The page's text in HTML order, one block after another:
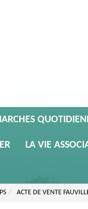
LA VIE
ACTE DE VENTE